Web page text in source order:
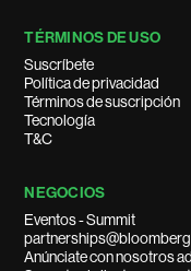
TÉRMINOS DE USO
Suscríbete
Política de privacidad
Términos de suscripción
Tecnología
T&C
NEGOCIOS
Eventos - Summit
Anúnciate con nosotros